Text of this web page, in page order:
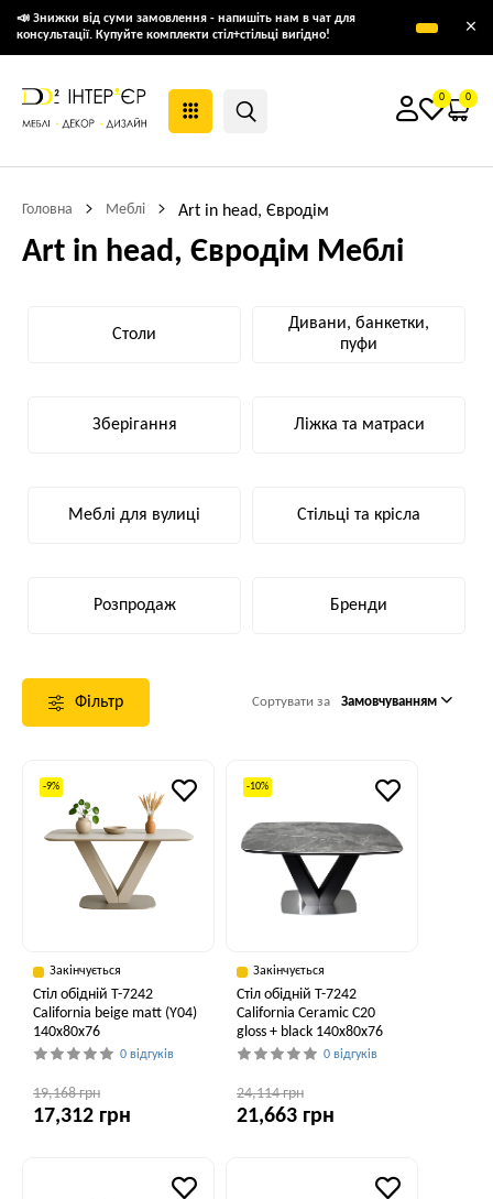
📣 Знижки від суми замовлення - напишіть нам в чат для
консультації. Купуйте комплекти стіл+стільці вигідно!
×
0 0
Головна Меблі Art in head, Євродім
Art in head, Євродім Меблі
Столи
Дивани, банкетки,
пуфи
Зберігання Ліжка та матраси
Меблі для вулиці Стільці та крісла
Розпродаж Бренди
Фільтр Сортувати за Замовчуванням
-9%
Закінчується
Стіл обідній T-7242
California beige matt (Y04)
140x80x76
0 відгуків
19,168 грн
17,312 грн
-10%
Закінчується
Стіл обідній T-7242
California Ceramic C20
gloss + black 140x80x76
0 відгуків
24,114 грн
21,663 грн